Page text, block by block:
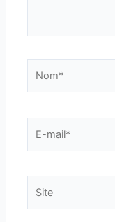
mail*